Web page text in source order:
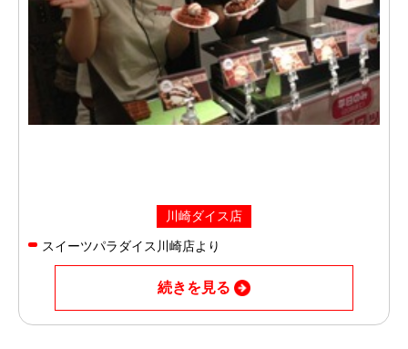
川崎ダイス店
スイーツパラダイス川崎店より
続きを見る